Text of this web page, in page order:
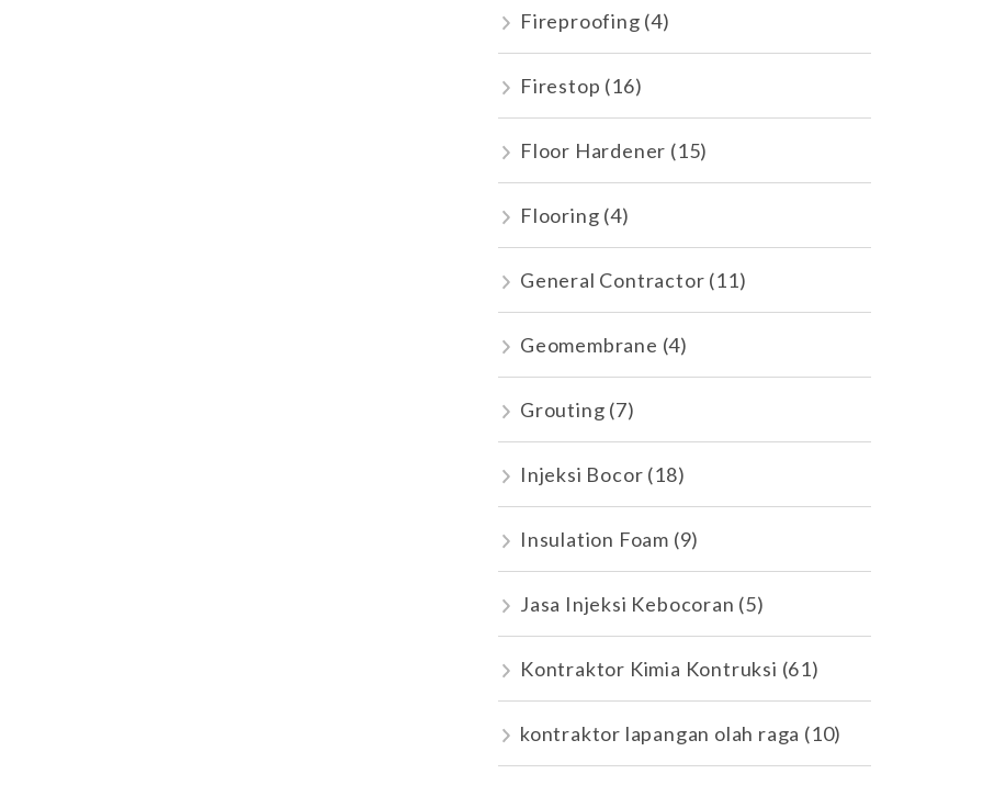
Fireproofing (4)
Firestop (16)
Floor Hardener (15)
Flooring (4)
General Contractor (11)
Geomembrane (4)
Grouting (7)
Injeksi Bocor (18)
Insulation Foam (9)
Jasa Injeksi Kebocoran (5)
Kontraktor Kimia Kontruksi (61)
kontraktor lapangan olah raga (10)